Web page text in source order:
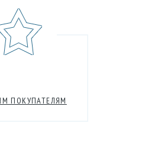
ПОКУПАТЕЛЯМ